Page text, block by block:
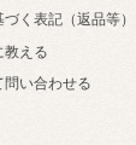
く表記（返品等）
教える
い合わせる